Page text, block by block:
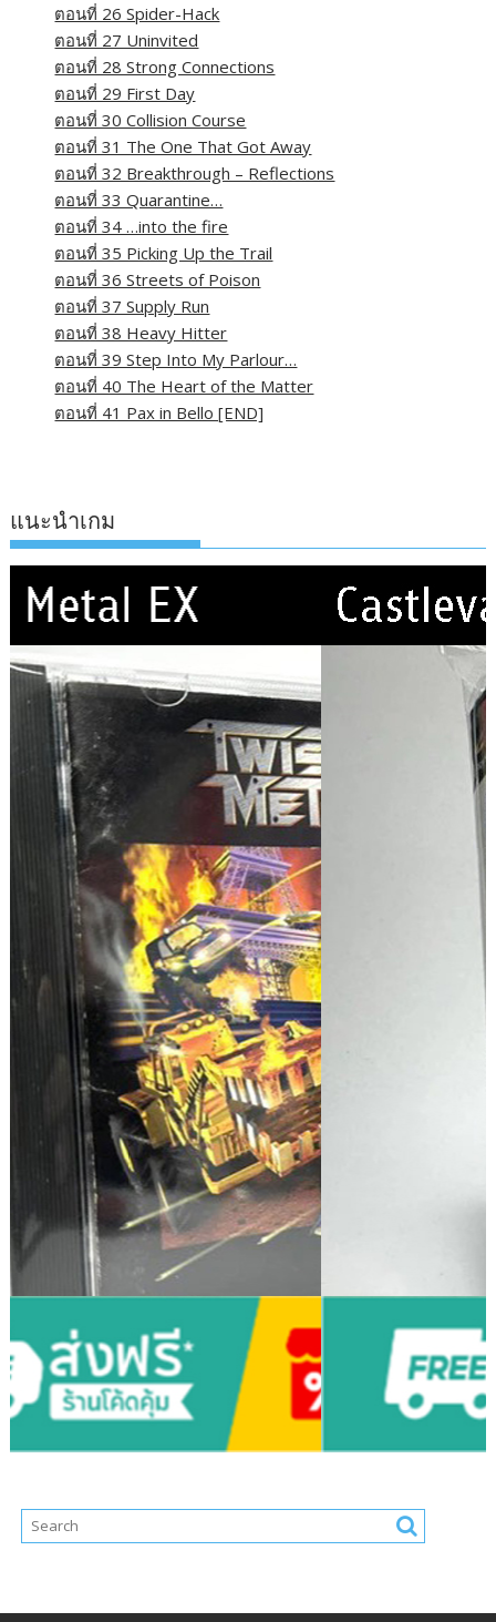
ตอนที่ 26 Spider-Hack
ตอนที่ 27 Uninvited
ตอนที่ 28 Strong Connections
ตอนที่ 29 First Day
ตอนที่ 30 Collision Course
ตอนที่ 31 The One That Got Away
ตอนที่ 32 Breakthrough – Reflections
ตอนที่ 33 Quarantine…
ตอนที่ 34 …into the fire
ตอนที่ 35 Picking Up the Trail
ตอนที่ 36 Streets of Poison
ตอนที่ 37 Supply Run
ตอนที่ 38 Heavy Hitter
ตอนที่ 39 Step Into My Parlour…
ตอนที่ 40 The Heart of the Matter
ตอนที่ 41 Pax in Bello [END]
แนะนำเกม